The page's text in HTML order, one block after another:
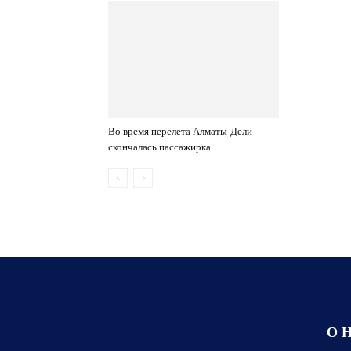
Во время перелета Алматы-Дели
скончалась пассажирка
О